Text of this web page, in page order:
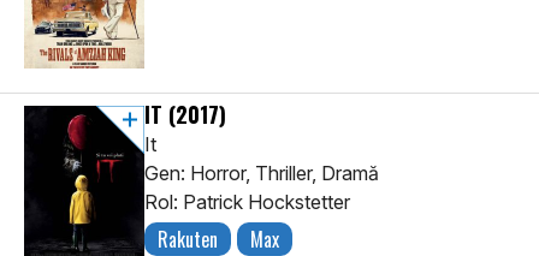
IT (2017)
It
Gen: Horror, Thriller, Dramă
Rol: Patrick Hockstetter
Rakuten Max